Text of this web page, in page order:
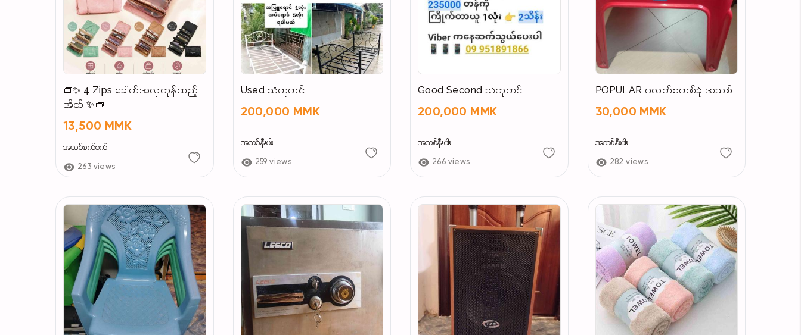
👝✨ 4 Zips ခေါက်အလှကုန်ထည့်
အိတ် ✨👝
13,500 MMK
အသစ်စက်စက်
263 views
Used သံကုတင်
200,000 MMK
အသစ်နီးပါး
259 views
Good Second သံကုတင်
200,000 MMK
အသစ်နီးပါး
266 views
POPULAR ပလတ်စတစ်ခုံ အသစ်
30,000 MMK
အသစ်နီးပါး
282 views